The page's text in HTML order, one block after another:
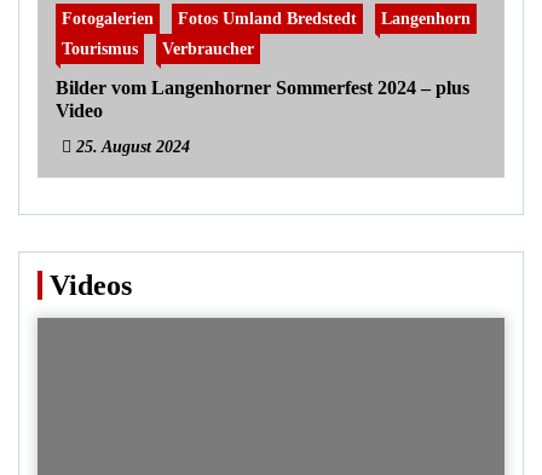
Fotogalerien Fotos Umland Bredstedt
Langenhorn
Tourismus
Verbraucher
Bilder vom Langenhorner Sommerfest 2024 – plus
Video
25. August 2024
Videos